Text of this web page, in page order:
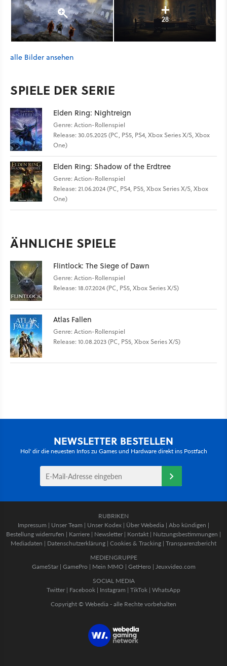
28
alle Bilder ansehen
SPIELE DER SERIE
Elden Ring: Nightreign
Genre: Action-Rollenspiel
Release: 30.05.2025 (PC, PS5, PS4, Xbox Series X/S, Xbox
One)
Elden Ring: Shadow of the Erdtree
Genre: Action-Rollenspiel
Release: 21.06.2024 (PC, PS4, PS5, Xbox Series X/S, Xbox
One)
ÄHNLICHE SPIELE
Flintlock: The Siege of Dawn
Genre: Action-Rollenspiel
Release: 18.07.2024 (PC, PS5, Xbox Series X/S)
Atlas Fallen
Genre: Action-Rollenspiel
Release: 10.08.2023 (PC, PS5, Xbox Series X/S)
NEWSLETTER BESTELLEN
Hol' dir die neuesten Infos zu Games und Hardware direkt ins Postfach
RUBRIKEN
Impressum | Unser Team | Unser Kodex | Über Webedia | Abo kündigen |
Bestellung widerrufen | Karriere | Newsletter | Kontakt | Nutzungsbestimmungen |
Mediadaten | Datenschutzerklärung | Cookies & Tracking | Transparenzbericht
MEDIENGRUPPE
GameStar| GamePro | Mein MMO | GetHero | Jeuxvideo.com
SOCIAL MEDIA
Twitter | Facebook | Instagram | TikTok | WhatsApp
Copyright © Webedia - alle Rechte vorbehalten